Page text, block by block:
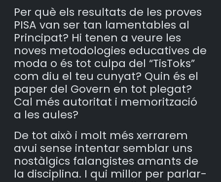
Per què els resultats de les proves
PISA van ser tan lamentables al
Principat? Hi tenen a veure les
noves metodologies educatives de
moda o és tot culpa del “TisToks”
com diu el teu cunyat? Quin és el
paper del Govern en tot plegat?
Cal més autoritat i memorització
a les aules?
De tot això i molt més xerrarem
avui sense intentar semblar uns
nostàlgics falangistes amants de
la disciplina. I qui millor per parlar-